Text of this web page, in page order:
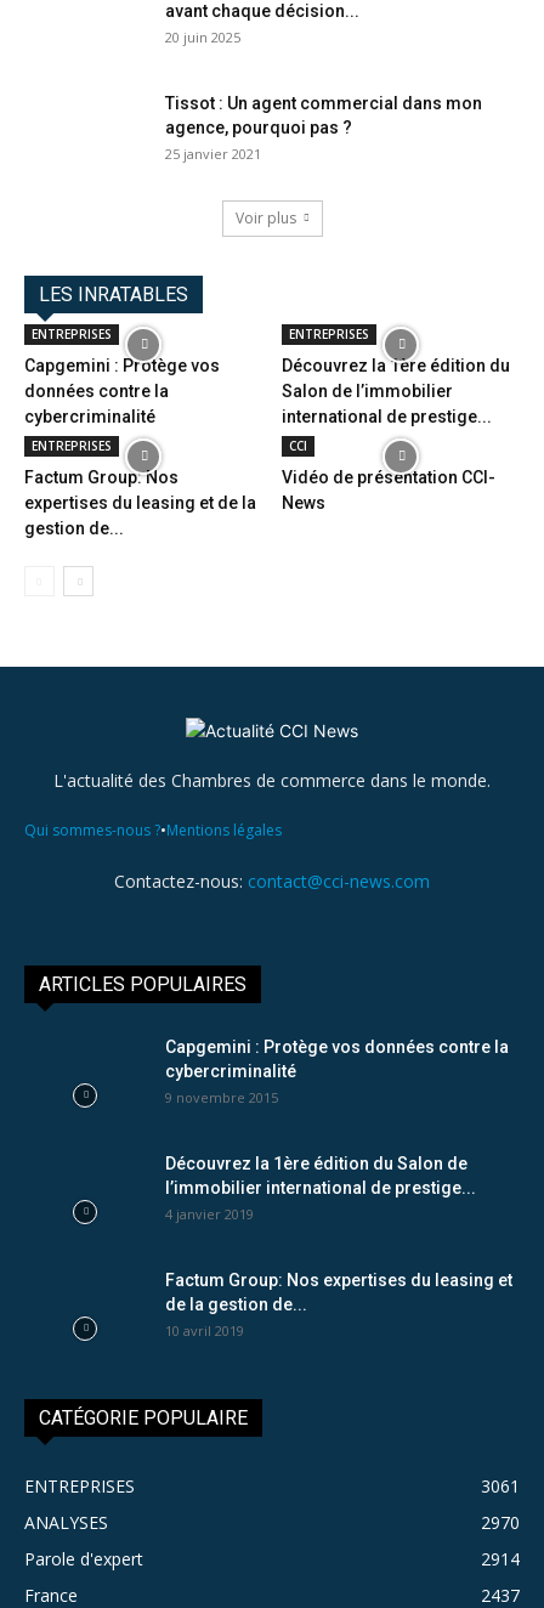
avant chaque décision...
20 juin 2025
Tissot : Un agent commercial dans mon
agence, pourquoi pas ?
25 janvier 2021
Voir plus
LES INRATABLES
ENTREPRISES
Capgemini : Protège vos
données contre la
cybercriminalité
ENTREPRISES
Découvrez la 1ère édition du
Salon de l’immobilier
international de prestige...
ENTREPRISES
Factum Group: Nos
expertises du leasing et de la
gestion de...
CCI
Vidéo de présentation CCI-
News
L'actualité des Chambres de commerce dans le monde.
Qui sommes-nous ?•Mentions légales
Contactez-nous: contact@cci-news.com
ARTICLES POPULAIRES
Capgemini : Protège vos données contre la
cybercriminalité
9 novembre 2015
Découvrez la 1ère édition du Salon de
l’immobilier international de prestige...
4 janvier 2019
Factum Group: Nos expertises du leasing et
de la gestion de...
10 avril 2019
CATÉGORIE POPULAIRE
ENTREPRISES
3061
ANALYSES
2970
Parole d'expert
2914
France
2437